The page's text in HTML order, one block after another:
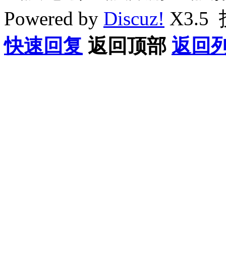
Powered by Discuz! X3.5
快速回复 返回顶部 返回